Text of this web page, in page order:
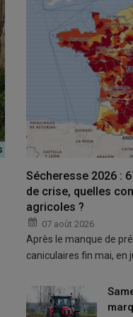
milliers de conjointes
très largement adopté
Julien Brugerolles
.
de milliers deconjointes
se félicite Julien Brugerolles
selon lui :
anciens conjoints
référence, en excluant les
de pension (avancée
Sécheresse 2026 :
de crise, quelles
agricoles ?
07 août 2026
Après le manque de
caniculaires fin mai, en